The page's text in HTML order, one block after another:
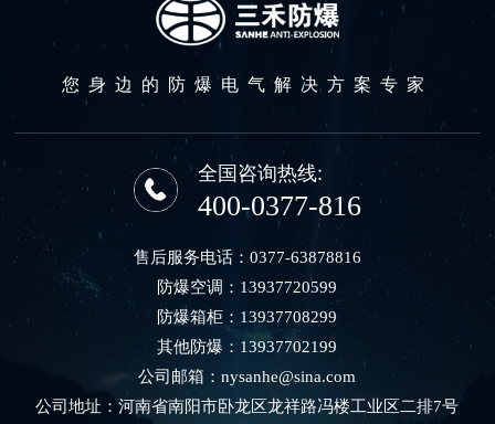
您身边的防爆电气解决方案专家
全国咨询热线:
400-0377-816
售后服务电话： 0377-63878816
防爆空调： 13937720599
防爆箱柜： 13937708299
其他防爆： 13937702199
公司邮箱：nysanhe@sina.com
公司地址：河南省南阳市卧龙区龙祥路冯楼工业区二排7号